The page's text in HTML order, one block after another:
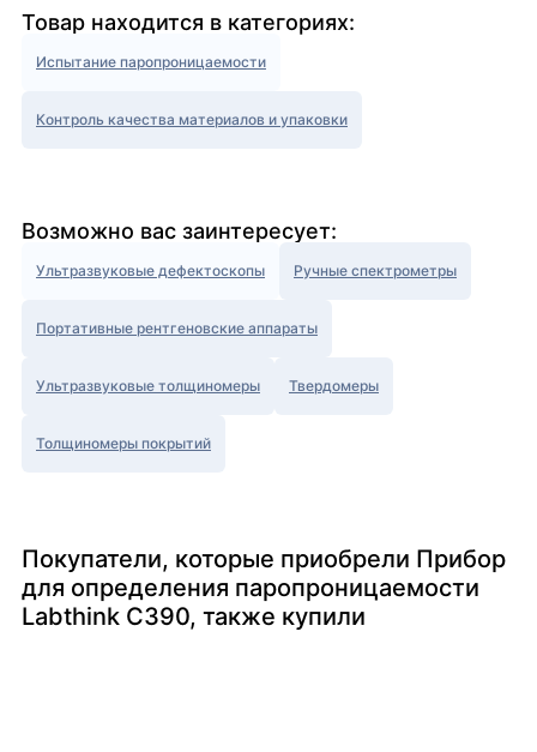
Товар находится в категориях:
Испытание паропроницаемости
Контроль качества материалов и упаковки
Возможно вас заинтересует:
Ультразвуковые дефектоскопы Ручные спектрометры
Портативные рентгеновские аппараты
Ультразвуковые толщиномеры Твердомеры
Толщиномеры покрытий
Покупатели, которые приобрели Прибор
для определения паропроницаемости
Labthink C390, также купили